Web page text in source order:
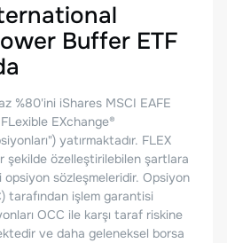
Buffer ETF
%80'ini iShares MSCI EAFE
EXchange®
yatırmaktadır. FLEX
şekilde özelleştirilebilen şartlara
sözleşmeleridir. Opsiyon
tarafından işlem garantisi
OCC ile karşı taraf riskine
ve daha geleneksel borsa